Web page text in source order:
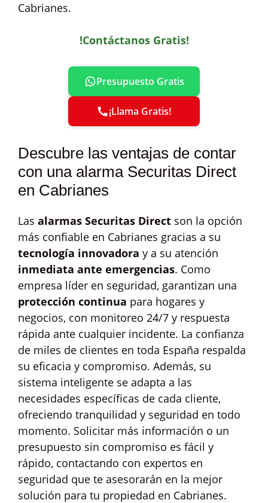
Cabrianes.
!Contáctanos Gratis!
Presupuesto Gratis
¡Llama Gratis!
Descubre las ventajas de contar
con una alarma Securitas Direct
en Cabrianes
Las alarmas Securitas Direct son la opción
más confiable en Cabrianes gracias a su
tecnología innovadora y a su atención
inmediata ante emergencias. Como
empresa líder en seguridad, garantizan una
protección continua para hogares y
negocios, con monitoreo 24/7 y respuesta
rápida ante cualquier incidente. La confianza
de miles de clientes en toda España respalda
su eficacia y compromiso. Además, su
sistema inteligente se adapta a las
necesidades específicas de cada cliente,
ofreciendo tranquilidad y seguridad en todo
momento. Solicitar más información o un
presupuesto sin compromiso es fácil y
rápido, contactando con expertos en
seguridad que te asesorarán en la mejor
solución para tu propiedad en Cabrianes.